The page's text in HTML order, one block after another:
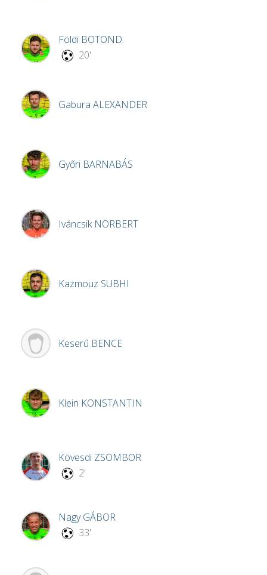
Földi BOTOND
20'
Gabura ALEXANDER
Győri BARNABÁS
Iváncsik NORBERT
Kazmouz SUBHI
Keserű BENCE
Klein KONSTANTIN
Kövesdi ZSOMBOR
2'
NagyGÁBOR
33'